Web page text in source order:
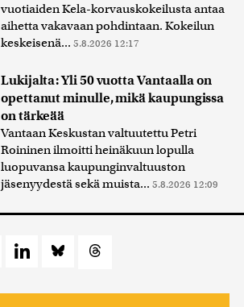
vuotiaiden Kela-korvauskokeilusta antaa
aihetta vakavaan pohdintaan. Kokeilun
keskeisenä... 5.8.2026 12:17
Lukijalta: Yli 50 vuotta Vantaalla on
opettanut minulle, mikä kaupungissa
on tärkeää
Vantaan Keskustan valtuutettu Petri
Roininen ilmoitti heinäkuun lopulla
luopuvansa kaupunginvaltuuston
jäsenyydestä sekä muista... 5.8.2026 12:09